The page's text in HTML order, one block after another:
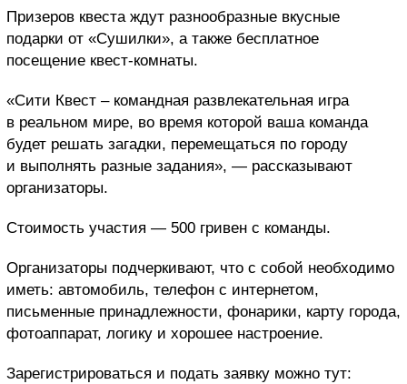
Призеров квеста ждут разнообразные вкусные
подарки от «Сушилки», а также бесплатное
посещение квест-комнаты.
«Сити Квест – командная развлекательная игра
в реальном мире, во время которой ваша команда
будет решать загадки, перемещаться по городу
и выполнять разные задания», — рассказывают
организаторы.
Стоимость участия — 500 гривен с команды.
Организаторы подчеркивают, что с собой необходимо
иметь: автомобиль, телефон с интернетом,
письменные принадлежности, фонарики, карту города,
фотоаппарат, логику и хорошее настроение.
Зарегистрироваться и подать заявку можно тут: